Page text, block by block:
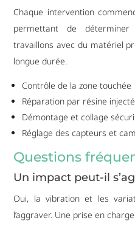
Chaque intervention
permettant de
travaillons avec du matériel
longue durée.
Contrôle de la zone touchée
Réparation par résine
Démontage et collage
Réglage des capteurs et
Questions
Un impact peut-il
Oui, la vibration et les
l’aggraver. Une prise en